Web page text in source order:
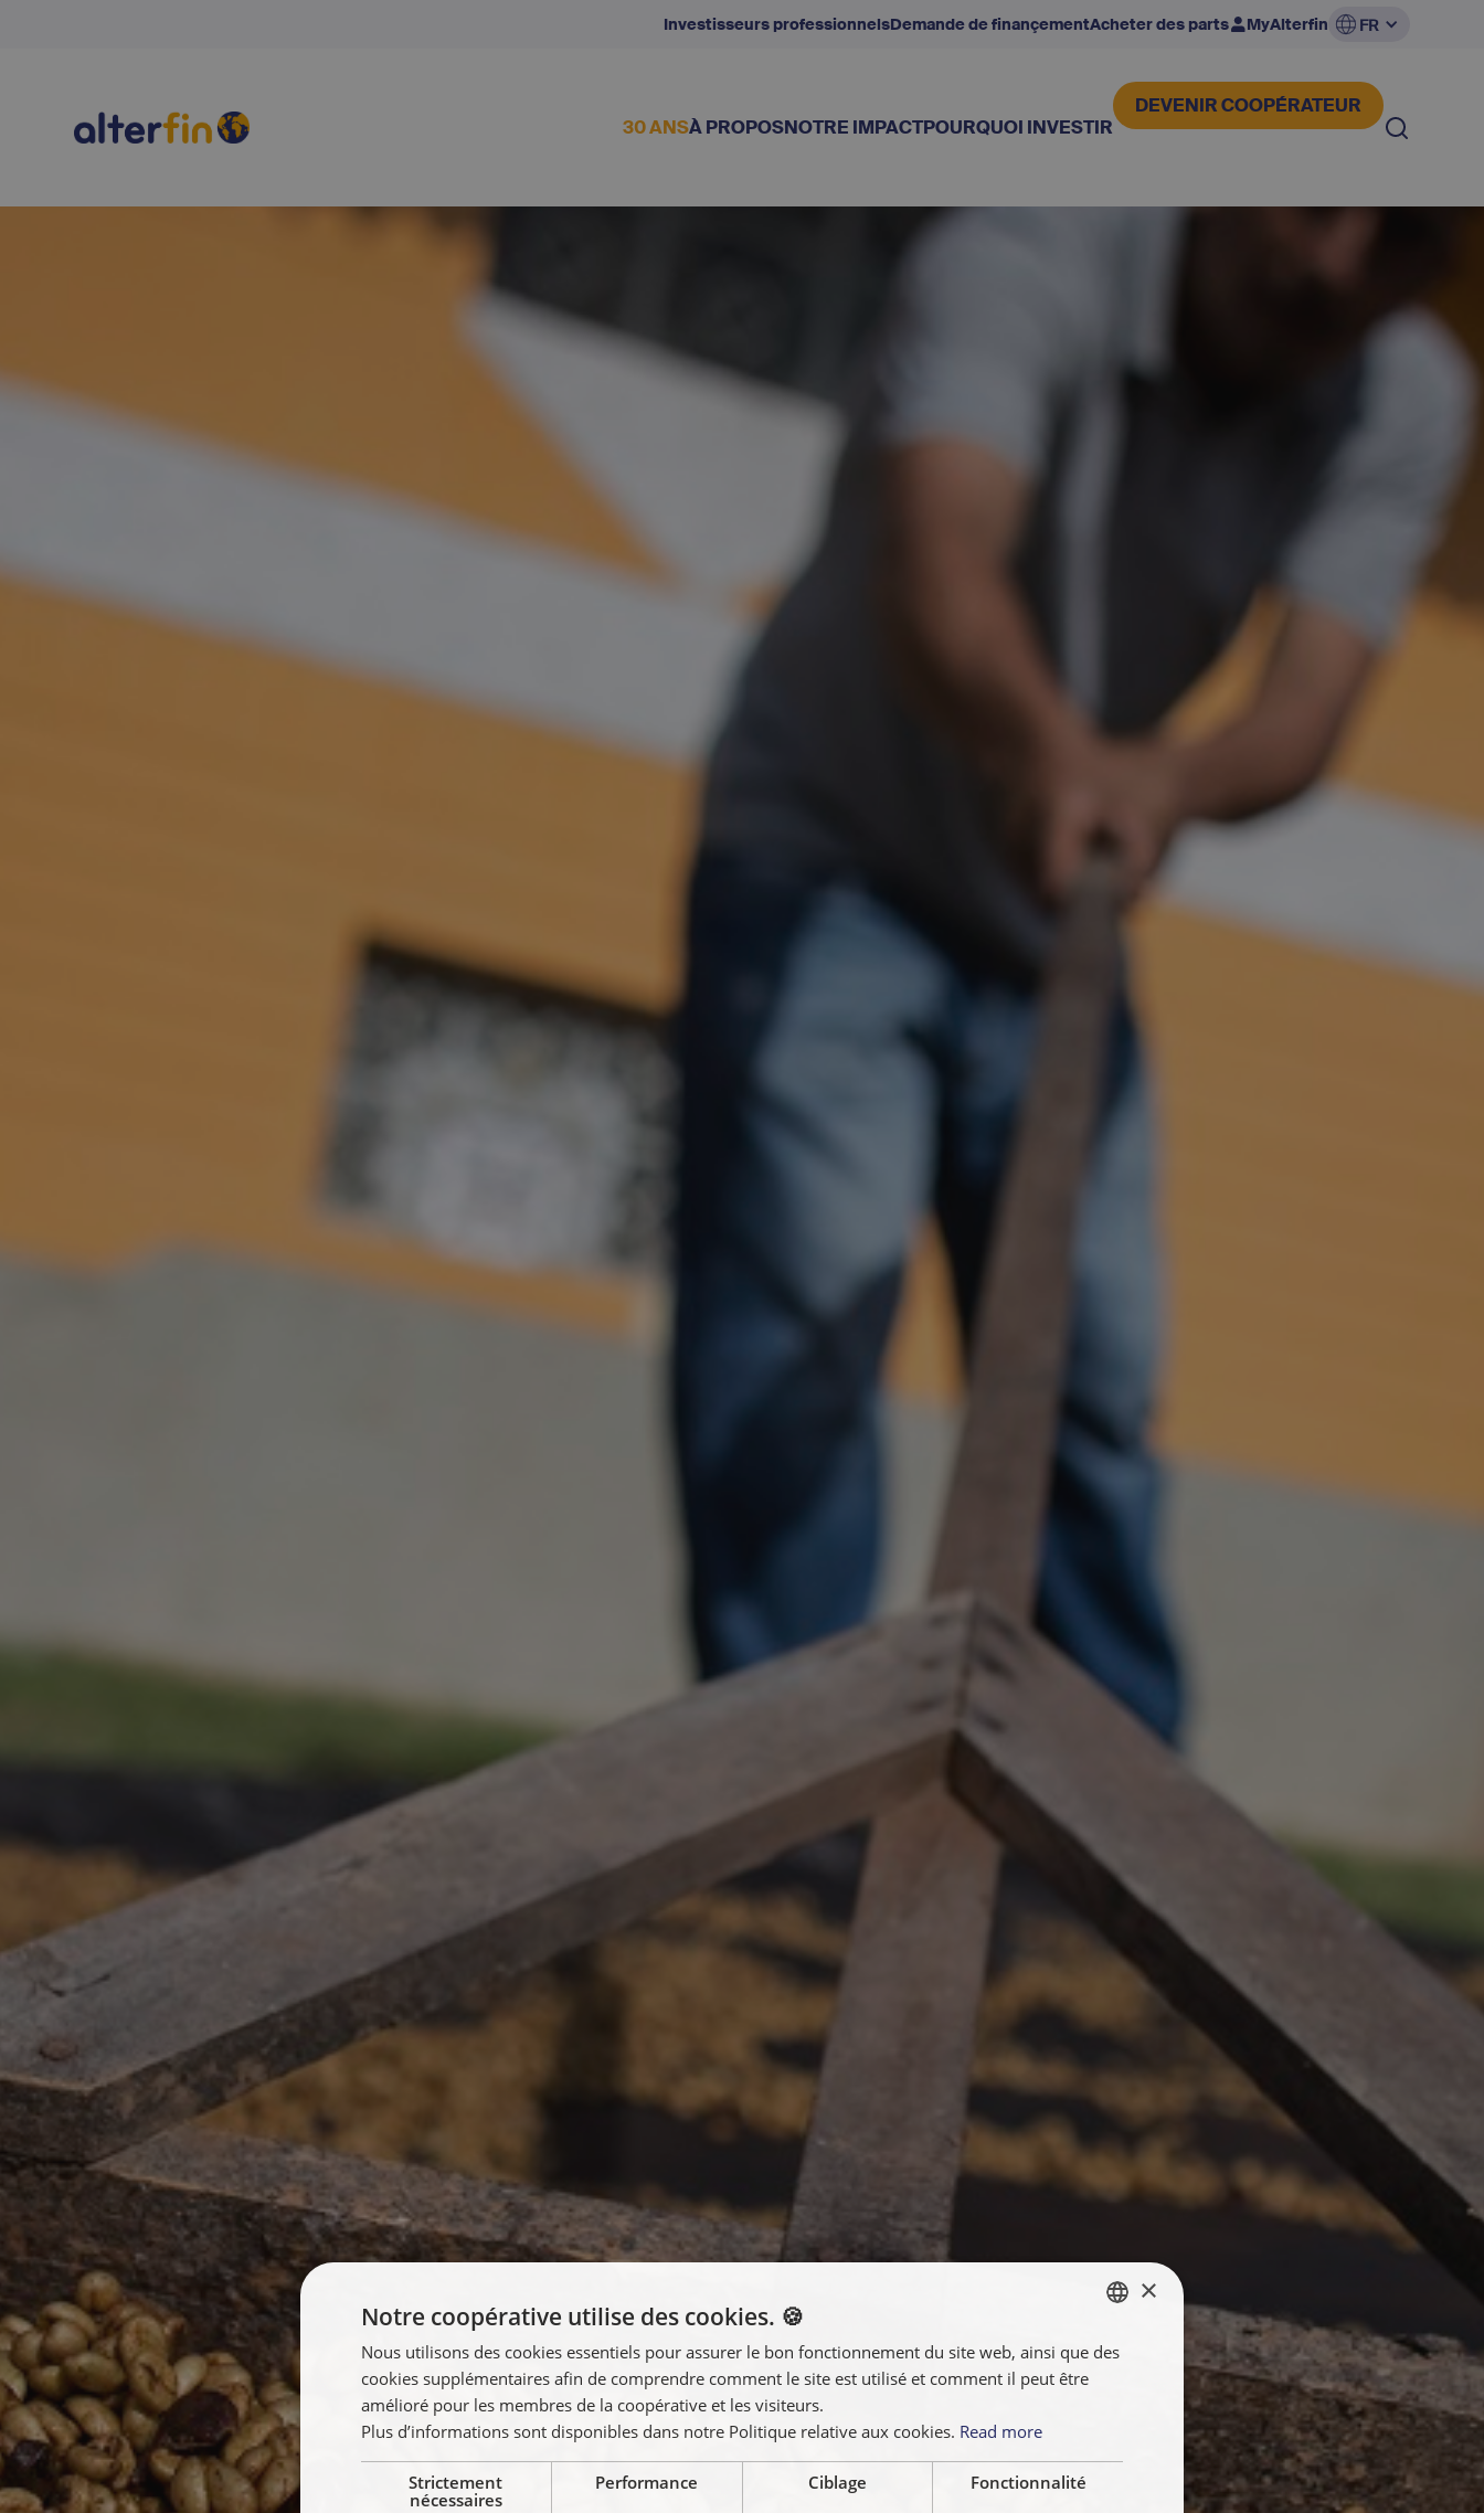
Investisseurs professionnelsDemande de finançementAcheter des parts MyAlterfin FR
30 ANSÀ PROPOSNOTRE IMPACTPOURQUOI INVESTIR
DEVENIR COOPÉRATEUR
ENGLISH
FRANÇAIS
×
Notre coopérative utilise des cookies. 🍪
Nous utilisons des cookies essentiels pour assurer le bon fonctionnement du site web, ainsi que des
cookies supplémentaires afin de comprendre comment le site est utilisé et comment il peut être
amélioré pour les membres de la coopérative et les visiteurs.
Plus d’informations sont disponibles dans notre Politique relative aux cookies. Read more
Strictement
nécessaires
Performance Ciblage Fonctionnalité